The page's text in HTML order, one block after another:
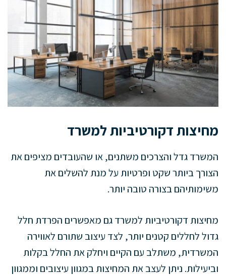
מחיצות דקורטיביות למשרד
המשרד גדל והצרכים משתנים, או שהעובדים מציפים את
הצורך ביותר שקט ופרטיות על מנת להשלים את
משימותיהם בצורה טובה יותר.
מחיצות דקורטיביות למשרד גם מאפשרים הפרדת חלל
גדול לחללים קטנים יותר, לצד עיצוב שתורם לאווירה
המשרדית, משתלב עם הקיים ויחלק את החלל בקלות
וביעילות. ניתן לעצב את המחיצות במגוון עיצובים וממגוון